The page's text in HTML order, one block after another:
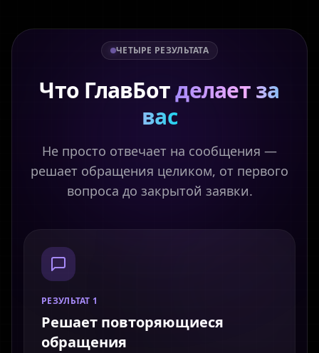
ЧЕТЫРЕ РЕЗУЛЬТАТА
Что ГлавБотделает за
вас
Не просто отвечает на сообщения —
решает обращения целиком, от первого
вопроса до закрытой заявки.
РЕЗУЛЬТАТ 1
Решает повторяющиеся
обращения